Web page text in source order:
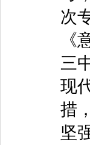
次
《
三
现
措
坚